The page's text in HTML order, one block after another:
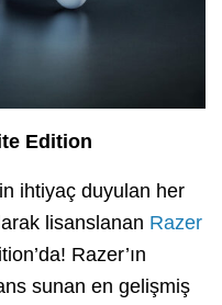
Edition
ihtiyaç duyulan her
lisanslanan Razer
Razer’ın
sunan en gelişmiş